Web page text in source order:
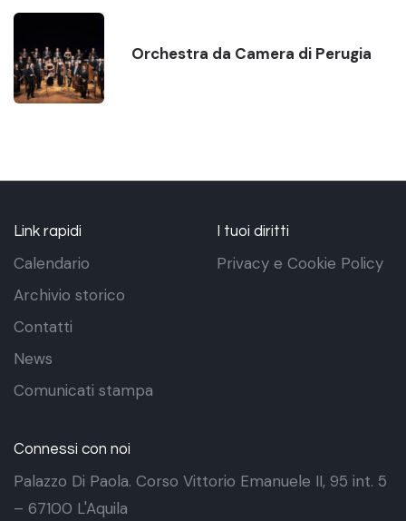
Orchestra da Camera di Perugia
Link rapidi
Calendario
Archivio storico
Contatti
News
Comunicati stampa
I tuoi diritti
Privacy e Cookie Policy
Connessi con noi
Palazzo Di Paola. Corso Vittorio Emanuele II, 95 int. 5
– 67100 L'Aquila